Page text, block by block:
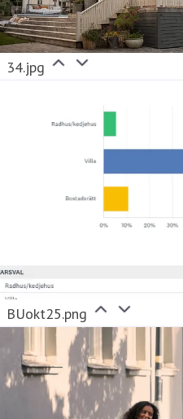
34.jpg
BUokt25.png